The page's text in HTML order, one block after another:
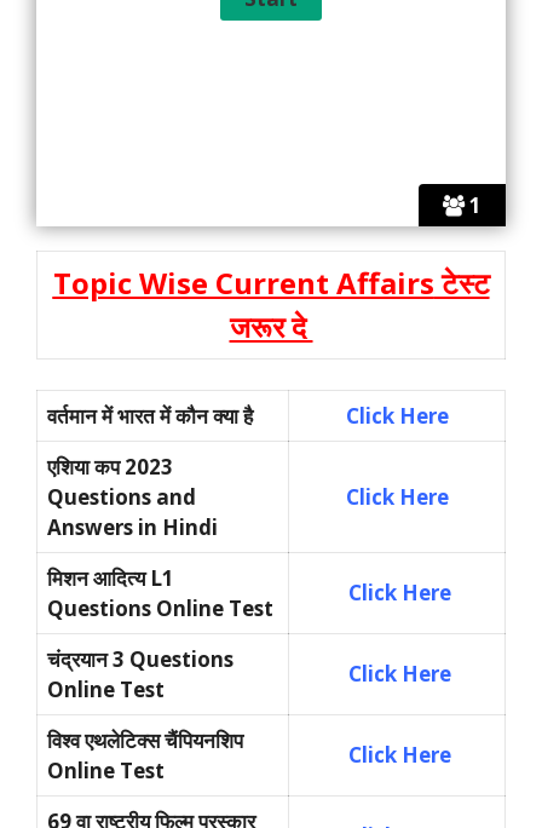
1
Topic Wise Current Affairsटेस्ट
जरूर दे
वर्तमान में भारत में कौन क्या है
Click Here
एशिया कप 2023
Questions and
Answers in Hindi
Click Here
मिशन आदित्य L1
Questions Online Test
Click Here
चंद्रयान 3 Questions
Online Test
Click Here
विश्व एथलेटिक्स चैंपियनशिप
Online Test
Click Here
69 वा राष्ट्रीय फिल्म पुरस्कार